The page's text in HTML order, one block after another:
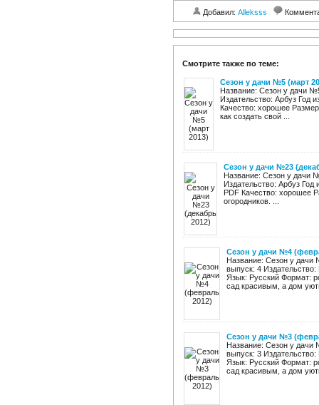
Добавил: Alleksss
Смотрите также по теме:
Сезон у дачи №5 (март
Название: Сезон у дачи
Издательство: Арбуз Год
Качество: хорошее
как создать свой ...
Сезон у дачи №23
Название: Сезон у дачи
Издательство: Арбуз
PDF Качество: хорошее
огородников. ...
Сезон у дачи №4
Название: Сезон у
выпуск: 4
Язык: Русский Формат:
сад красивым, а дом
Сезон у дачи №3
Название: Сезон у
выпуск: 3
Язык: Русский Формат:
сад красивым, а дом